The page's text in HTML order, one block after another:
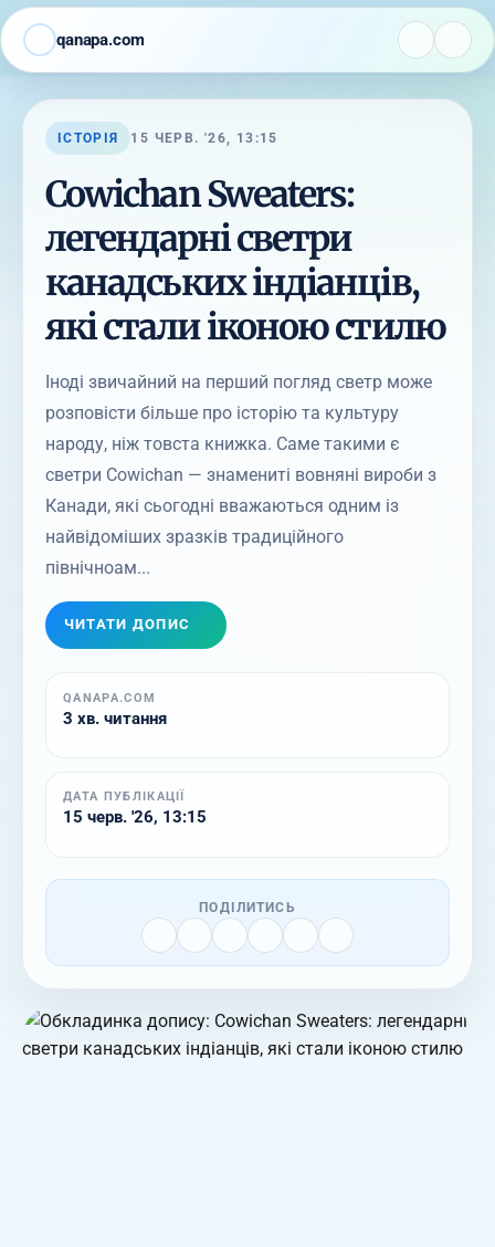
qanapa.com
ІСТОРІЯ 15 ЧЕРВ. '26, 13:15
Cowichan Sweaters:
легендарні светри
канадських індіанців,
які стали іконою стилю
Іноді звичайний на перший погляд светр може
розповісти більше про історію та культуру
народу, ніж товста книжка. Саме такими є
светри Cowichan — знамениті вовняні вироби з
Канади, які сьогодні вважаються одним із
найвідоміших зразків традиційного
північноам...
ЧИТАТИ ДОПИС
QANAPA.COM
3 хв. читання
ДАТА ПУБЛІКАЦІЇ
15 черв. '26, 13:15
ПОДІЛИТИСЬ